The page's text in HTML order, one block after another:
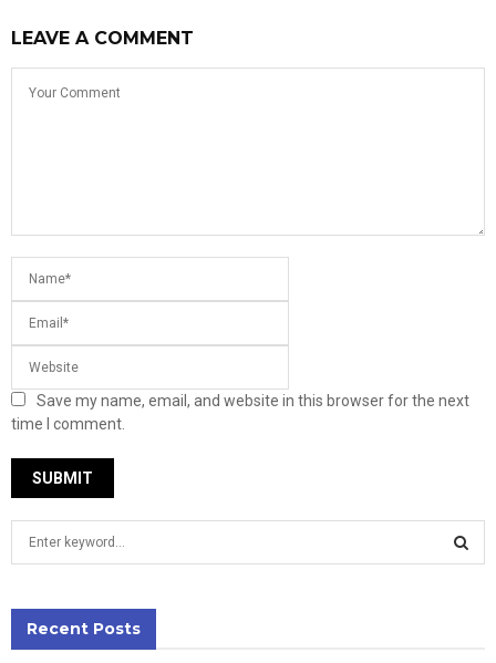
LEAVE A COMMENT
Save my name, email, and website in this browser for the next
time I comment.
h
Recent Posts